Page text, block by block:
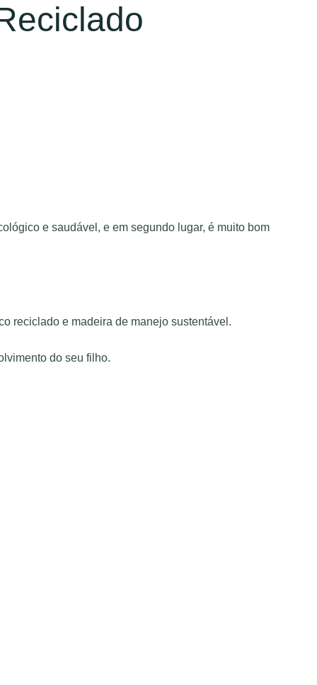
e saudável, e em segundo lugar, é muito bom
reciclado e madeira de manejo sustentável.
do seu filho.